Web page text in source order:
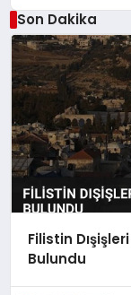
Son Dakika
Filistin
Bulundu